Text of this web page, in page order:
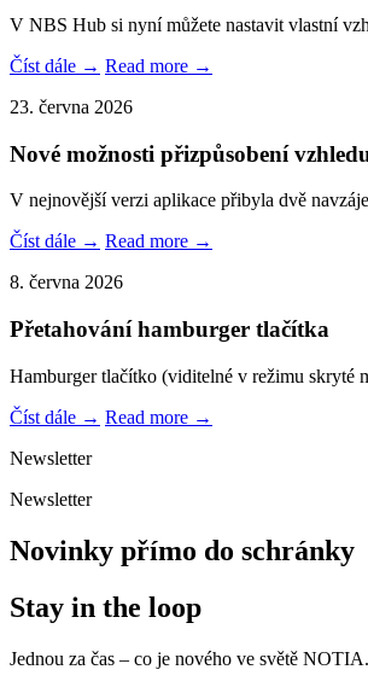
V NBS Hub si nyní můžete nastavit vlastní
Číst dále → Read more →
23. června 2026
Nové možnosti přizpůsobení
V nejnovější verzi aplikace přibyla dvě
Číst dále → Read more →
8. června 2026
Přetahování hamburger tlačítka
Hamburger tlačítko (viditelné v režimu skryté
Číst dále → Read more →
Newsletter
Newsletter
Novinky přímo do schránky
Stay in the loop
Jednou za čas – co je nového ve světě NOTIA.